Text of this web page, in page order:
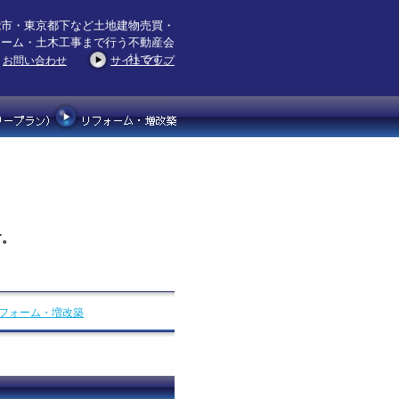
・東京都下など土地建物売買・
ム・土木工事まで行う不動産会
社です。
お問い合わせ サイトマップ
ォーム・増改築